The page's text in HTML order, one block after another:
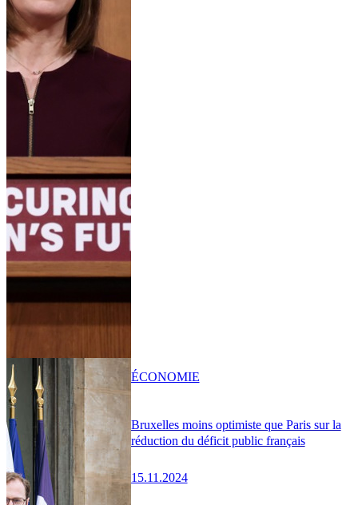
Bruxelles moins optimiste que Paris sur la
réduction du déficit public français
15.11.2024
ÉCONOMIE